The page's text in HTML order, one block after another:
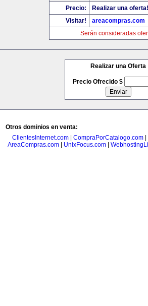
Precio:
Realizar una oferta!
Visitar!
areacompras.com
Serán consideradas
Realizar una Oferta
Precio Ofrecido $
Otros dominios en venta:
ClientesInternet.com
CompraPorCatalogo.com
AreaCompras.com
UnixFocus.com